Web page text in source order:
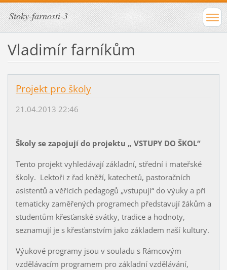
Stoky-farnosti-3
Vladimír farníkům
Projekt pro školy
21.04.2013 22:46
Školy se zapojují do projektu „ VSTUPY DO ŠKOL“
Tento projekt vyhledávají základní, střední i mateřské
školy. Lektoři z řad kněží, katechetů, pastoračních
asistentů a věřících pedagogů „vstupují“ do výuky a při
tematicky zaměřených programech představují žákům a
studentům křesťanské svátky, tradice a hodnoty,
seznamují je s křesťanstvím jako základem naší kultury.
Výukové programy jsou v souladu s Rámcovým
vzdělávacím programem pro základní vzdělávání,